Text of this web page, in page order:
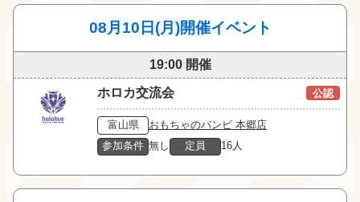
08月10日(月)開催イベント
19:00 開催
ホロカ交流会 公認
富山県
おもちゃのバンビ 本郷店
参加条件 無し 定員 16人